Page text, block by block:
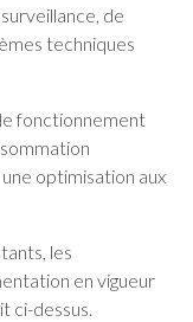
de
techniques
fonctionnement
optimisation aux
les
en vigueur
ci-dessus.